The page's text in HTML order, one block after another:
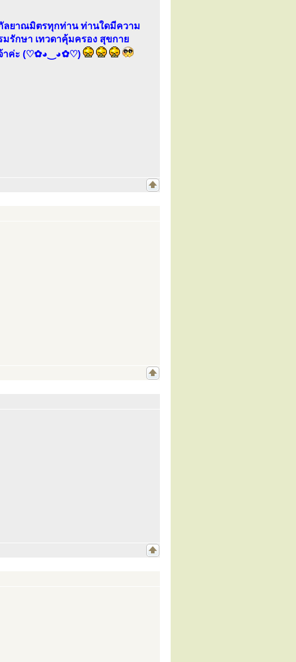
ยาณมิตรทุกท่าน ท่านใดมีความ
รักษา เทวดาคุ้มครอง สุขกาย
จ้าค่ะ (♡✿◕‿◕✿♡)